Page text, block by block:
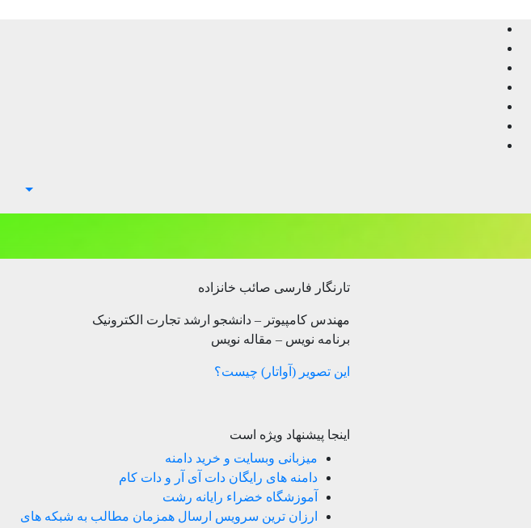
تارنگار فارسی صائب خانزاده
مهندس کامپیوتر – دانشجو ارشد تجارت الکترونیک
برنامه نویس – مقاله نویس
این تصویر (آواتار) چیست؟
اینجا پیشنهاد ویژه است
میزبانی وبسایت و خرید دامنه
دامنه های رایگان دات آی آر و دات کام
آموزشگاه خضراء رایانه رشت
ارزان ترین سرویس ارسال همزمان مطالب به شبکه های